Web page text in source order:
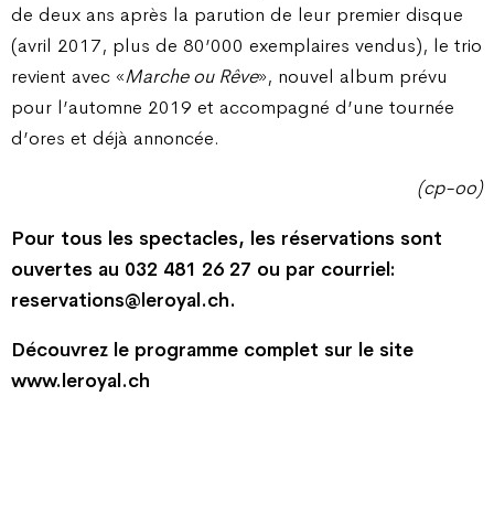
de deux ans après la parution de leur premier disque
(avril 2017, plus de 80’000 exemplaires vendus), le trio
revient avec «Marche ou Rêve», nouvel album prévu
pour l’automne 2019 et accompagné d’une tournée
d’ores et déjà annoncée.
(cp-oo)
Pour tous les spectacles, les réservations sont
ouvertes au 032 481 26 27 ou par courriel:
reservations@leroyal.ch.
Découvrez le programme complet sur le site
www.leroyal.ch